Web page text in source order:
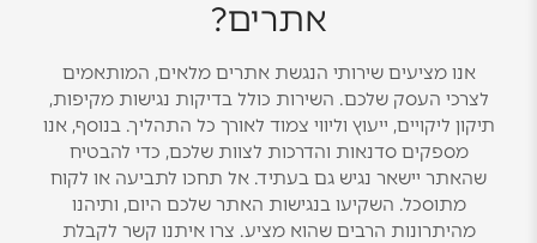
אתרים?
אנו מציעים שירותי הנגשת אתרים מלאים, המותאמים
לצרכי העסק שלכם. השירות כולל בדיקות נגישות מקיפות,
תיקון ליקויים, ייעוץ וליווי צמוד לאורך כל התהליך. בנוסף, אנו
מספקים סדנאות והדרכות לצוות שלכם, כדי להבטיח
שהאתר יישאר נגיש גם בעתיד. אל תחכו לתביעה או לקוח
מתוסכל. השקיעו בנגישות האתר שלכם היום, ותיהנו
מהיתרונות הרבים שהוא מציע. צרו איתנו קשר לקבלת